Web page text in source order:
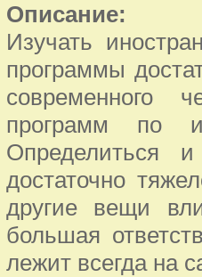
Описание:
Изучать
программы
современного
программ по
Определиться
достаточно
другие вещи
большая
лежит всегда на